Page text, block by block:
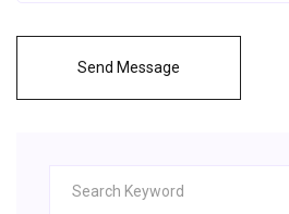
Send Message